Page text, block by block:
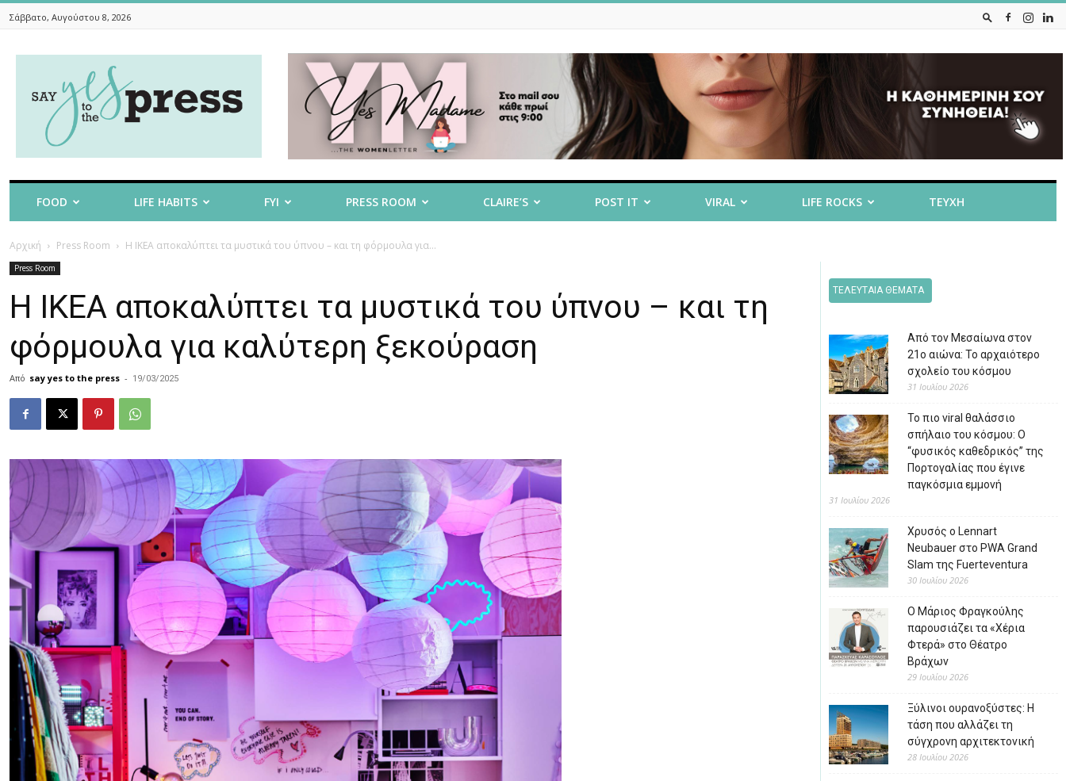
Σάββατο, Αυγούστου 8, 2026
To
The
FOOD LIFE HABITS FYI PRESS ROOM CLAIRE’S POST IT VIRAL LIFE ROCKS ΤΕΥΧΗ
Αρχική Press Room Η ΙΚΕΑ αποκαλύπτει τα μυστικά του ύπνου – και τη φόρμουλα για...
Press Room
Η ΙΚΕΑ αποκαλύπτει τα μυστικά του ύπνου – και τη
φόρμουλα για καλύτερη ξεκούραση
Από say yes to the press - 19/03/2025
ΤΕΛΕΥΤΑΙΑ ΘΕΜΑΤΑ
Από τον Μεσαίωνα στον
21ο αιώνα: Το αρχαιότερο
σχολείο του κόσμου
31 Ιουλίου 2026
Το πιο viral θαλάσσιο
σπήλαιο του κόσμου: Ο
“φυσικός καθεδρικός” της
Πορτογαλίας που έγινε
παγκόσμια εμμονή
31 Ιουλίου 2026
Χρυσός ο Lennart
Neubauer στο PWA Grand
Slam της Fuerteventura
30 Ιουλίου 2026
Ο Μάριος Φραγκούλης
παρουσιάζει τα «Χέρια
Φτερά» στο Θέατρο
Βράχων
29 Ιουλίου 2026
Ξύλινοι ουρανοξύστες: Η
τάση που αλλάζει τη
σύγχρονη αρχιτεκτονική
28 Ιουλίου 2026